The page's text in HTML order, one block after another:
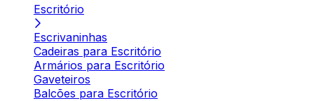
Escritório
Escrivaninhas
Cadeiras para Escritório
Armários para Escritório
Gaveteiros
Balcões para Escritório